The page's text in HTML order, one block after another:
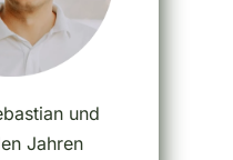
und
Jahren